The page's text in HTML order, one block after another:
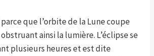
que l’orbite de la Lune coupe
ainsi la lumière. L’éclipse se
plusieurs heures et est dite